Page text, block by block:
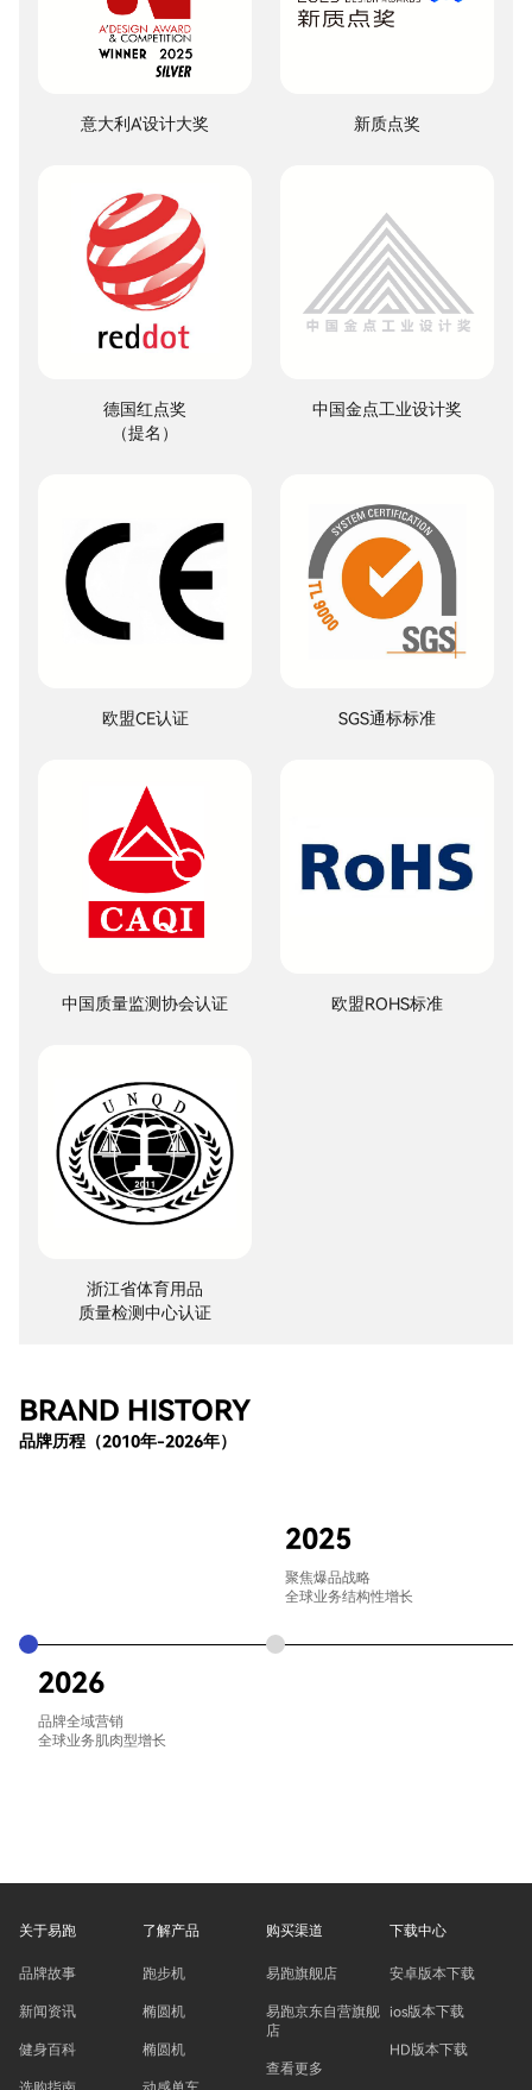
意大利A'设计大奖 新质点奖
德国红点奖
（提名）
中国金点工业设计奖
欧盟CE认证 SGS通标标准
中国质量监测协会认证 欧盟ROHS标准
浙江省体育用品
质量检测中心认证
BRAND HISTORY
品牌历程（2010年-2026年）
2026
品牌全域营销
全球业务肌肉型增长
2025
聚焦爆品战略
全球业务结构性增长
关于易跑
品牌故事
新闻资讯
健身百科
了解产品
跑步机
椭圆机
椭圆机
购买渠道
易跑旗舰店
易跑京东自营旗舰
店
查看更多
下载中心
安卓版本下载
ios版本下载
HD版本下载